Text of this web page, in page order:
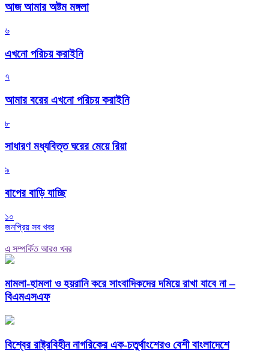
আজ আমার অষ্টম মঙ্গলা
৬
এখনো পরিচয় করাইনি
৭
আমার বরের এখনো পরিচয় করাইনি
৮
সাধারণ মধ্যবিত্ত ঘরের মেয়ে রিয়া
৯
বাপের বাড়ি যাচ্ছি
১০
জনপ্রিয় সব খবর
এ সম্পর্কিত আরও খবর
মামলা-হামলা ও হয়রানি করে সাংবাদিকদের দমিয়ে রাখা যাবে না –
বিএমএসএফ
বিশ্বের রাষ্ট্রবিহীন নাগরিকের এক-চতুর্থাংশেরও বেশী বাংলাদেশে